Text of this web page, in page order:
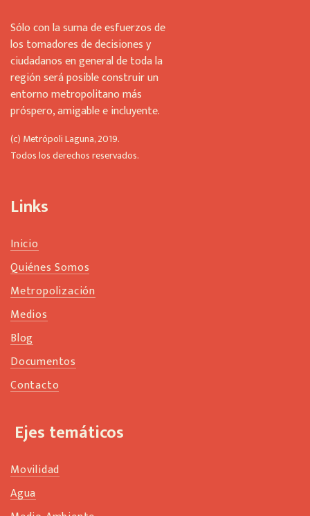
l
d
b
e
l
e
t
b
k
Sólo con la suma de esfuerzos de
los tomadores de decisiones y
ciudadanos en general de toda la
región será posible construir un
entorno metropolitano más
próspero, amigable e incluyente.
(c) Metrópoli Laguna, 2019.
Todos los derechos reservados.
Links
Inicio
Quiénes Somos
Metropolización
Medios
Blog
Documentos
Contacto
Ejes temáticos
Movilidad
Agua